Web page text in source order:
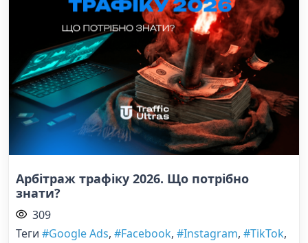
Арбітраж трафіку 2026. Що потрібно
знати?
309
Теги #Google Ads, #Facebook, #Instagram, #TikTok,